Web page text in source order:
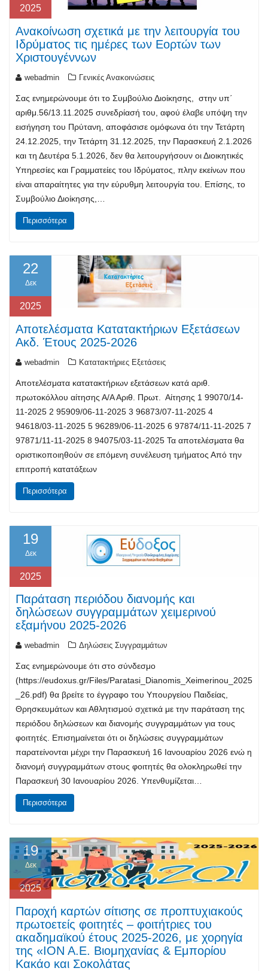
2025
Ανακοίνωση σχετικά με την λειτουργία του
Ιδρύματος τις ημέρες των Εορτών των
Χριστουγέννων
webadmin Γενικές Ανακοινώσεις
Σας ενημερώνουμε ότι το Συμβούλιο Διοίκησης, στην υπ΄
αριθμ.56/13.11.2025 συνεδρίασή του, αφού έλαβε υπόψη την
εισήγηση του Πρύτανη, αποφάσισε ομόφωνα ότι την Τετάρτη
24.12.2025, την Τετάρτη 31.12.2025, την Παρασκευή 2.1.2026
και τη Δευτέρα 5.1.2026, δεν θα λειτουργήσουν οι Διοικητικές
Υπηρεσίες και Γραμματείες του Ιδρύματος, πλην εκείνων που
είναι απαραίτητες για την εύρυθμη λειτουργία του. Επίσης, το
Συμβούλιο Διοίκησης,…
Περισσότερα
22
Δεκ
2025
Αποτελέσματα Κατατακτήριων Εξετάσεων
Ακδ. Έτους 2025-2026
webadmin Κατατακτήριες Εξετάσεις
Αποτελέσματα κατατακτήριων εξετάσεων κατά αριθ.
πρωτοκόλλου αίτησης Α/Α Αριθ. Πρωτ. Αίτησης 1 99070/14-
11-2025 2 95909/06-11-2025 3 96873/07-11-2025 4
94618/03-11-2025 5 96289/06-11-2025 6 97874/11-11-2025 7
97871/11-11-2025 8 94075/03-11-2025 Τα αποτελέσματα θα
οριστικοποιηθούν σε επόμενη συνέλευση τμήματος Από την
επιτροπή κατατάξεων
Περισσότερα
19
Δεκ
2025
Παράταση περιόδου διανομής και
δηλώσεων συγγραμμάτων χειμερινού
εξαμήνου 2025-2026
webadmin Δηλώσεις Συγγραμμάτων
Σας ενημερώνουμε ότι στο σύνδεσμο
(https://eudoxus.gr/Files/Paratasi_Dianomis_Xeimerinou_2025
_26.pdf) θα βρείτε το έγγραφο του Υπουργείου Παιδείας,
Θρησκευμάτων και Αθλητισμού σχετικά με την παράταση της
περιόδου δηλώσεων και διανομής συγγραμμάτων για τους
φοιτητές. Επισημαίνεται ότι οι δηλώσεις συγγραμμάτων
παρατείνονται μέχρι την Παρασκευή 16 Ιανουαρίου 2026 ενώ η
διανομή συγγραμμάτων στους φοιτητές θα ολοκληρωθεί την
Παρασκευή 30 Ιανουαρίου 2026. Υπενθυμίζεται…
Περισσότερα
19
Δεκ
2025
Παροχή καρτών σίτισης σε προπτυχιακούς
πρωτοετείς φοιτητές – φοιτήτριες του
ακαδημαϊκού έτους 2025-2026, με χορηγία
της «ΙΟΝ Α.Ε. Βιομηχανίας & Εμπορίου
Κακάο και Σοκολάτας